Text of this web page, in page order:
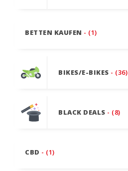
BETTEN KAUFEN - (1)
BIKES/E-BIKES - (36)
BLACK DEALS - (8)
CBD - (1)